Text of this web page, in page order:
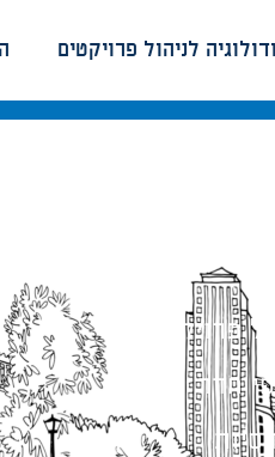
לניהול פרויקטים
חדר
פרויקטים